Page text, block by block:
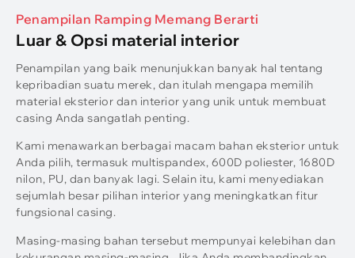
Penampilan Ramping Memang Berarti
Luar & Opsi material interior
Penampilan yang baik menunjukkan banyak hal tentang
kepribadian suatu merek, dan itulah mengapa memilih
material eksterior dan interior yang unik untuk membuat
casing Anda sangatlah penting.
Kami menawarkan berbagai macam bahan eksterior untuk
Anda pilih, termasuk multispandex, 600D poliester, 1680D
nilon, PU, dan banyak lagi. Selain itu, kami menyediakan
sejumlah besar pilihan interior yang meningkatkan fitur
fungsional casing.
Masing-masing bahan tersebut mempunyai kelebihan dan